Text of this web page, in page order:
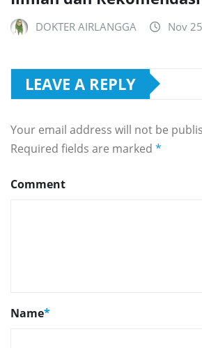
DOKTER AIRLANGGA Nov
LEAVE A REPLY
Your email address will not be
Required fields are marked *
Comment
Name*